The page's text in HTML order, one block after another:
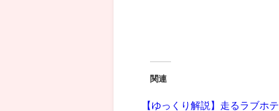
関連
【ゆっくり解説】走るラブホテ